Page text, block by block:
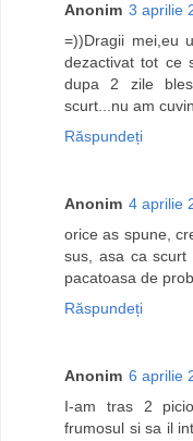
Anonim 3 aprilie
=))Dragii mei,eu
dezactivat tot ce
dupa 2 zile
scurt...nu am
Răspundeți
Anonim 4 aprilie
orice as spune,
sus, asa ca scurt
pacatoasa de
Răspundeți
Anonim 6 aprilie
I-am tras 2
frumosul si sa il